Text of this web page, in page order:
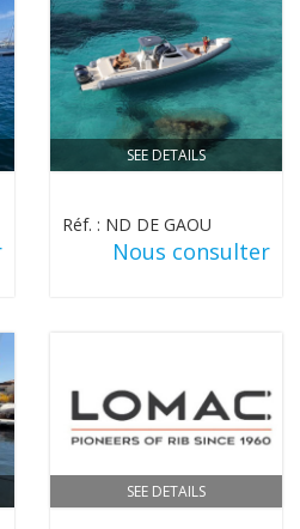
SEE DETAILS
Réf. : ND DE GAOU
Nous consulter
SEE DETAILS